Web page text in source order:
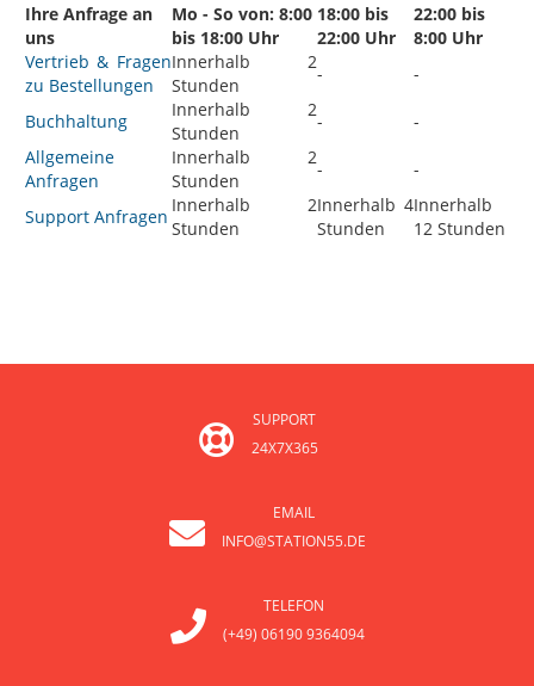
Ihre Anfrage an
uns
Mo - So von: 8:00
bis 18:00 Uhr
18:00 bis
22:00 Uhr
22:00 bis
8:00 Uhr
Vertrieb & Fragen
zu Bestellungen
Innerhalb 2
Stunden
- -
Buchhaltung
Innerhalb 2
Stunden
-
-
Allgemeine
Anfragen
Innerhalb 2
Stunden
- -
Support Anfragen
Innerhalb 2
Stunden
Innerhalb 4
Stunden
Innerhalb
12 Stunden
SUPPORT
24X7X365
EMAIL
INFO@STATION55.DE
TELEFON
(+49) 06190 9364094